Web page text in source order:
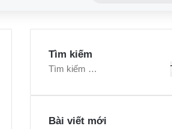
Tìm kiếm
T
k
Bài viết mới